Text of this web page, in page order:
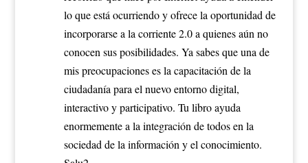
lo que está ocurriendo y ofrece la oportunidad de
incorporarse a la corriente 2.0 a quienes aún no
conocen sus posibilidades. Ya sabes que una de
mis preocupaciones es la capacitación de la
ciudadanía para el nuevo entorno digital,
interactivo y participativo. Tu libro ayuda
enormemente a la integración de todos en la
sociedad de la información y el conocimiento.